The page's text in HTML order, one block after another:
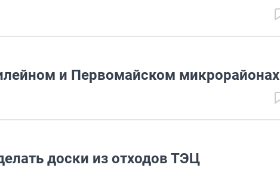
и Первомайском микрорайонах
доски из отходов ТЭЦ